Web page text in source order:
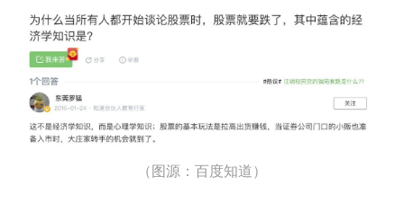
（图源：百度知道）